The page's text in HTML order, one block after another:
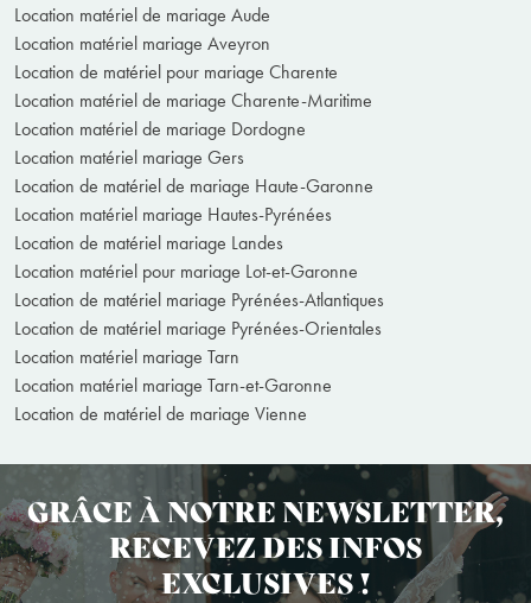
Location matériel de mariage Aude
Location matériel mariage Aveyron
Location de matériel pour mariage Charente
Location matériel de mariage Charente-Maritime
Location matériel de mariage Dordogne
Location matériel mariage Gers
Location de matériel de mariage Haute-Garonne
Location matériel mariage Hautes-Pyrénées
Location de matériel mariage Landes
Location matériel pour mariage Lot-et-Garonne
Location de matériel mariage Pyrénées-Atlantiques
Location de matériel mariage Pyrénées-Orientales
Location matériel mariage Tarn
Location matériel mariage Tarn-et-Garonne
Location de matériel de mariage Vienne
GRÂCE À NOTRE NEWSLETTER,
RECEVEZ DES INFOS
EXCLUSIVES !